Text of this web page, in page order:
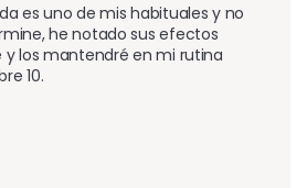
es uno de mis habituales y no
he notado sus efectos
y los mantendré en mi rutina
10.